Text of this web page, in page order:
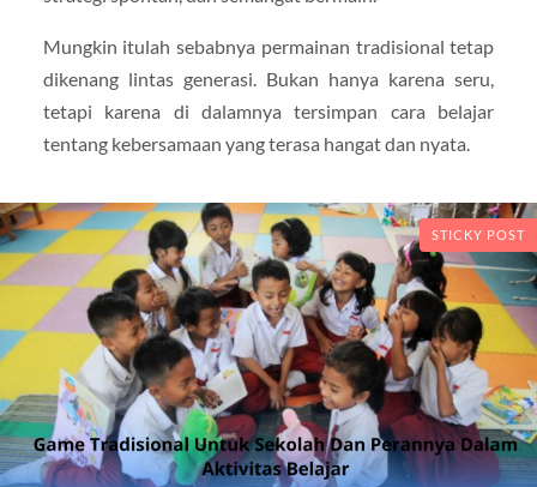
Mungkin itulah sebabnya permainan tradisional tetap
dikenang lintas generasi. Bukan hanya karena seru,
tetapi karena di dalamnya tersimpan cara belajar
tentang kebersamaan yang terasa hangat dan nyata.
STICKY POST